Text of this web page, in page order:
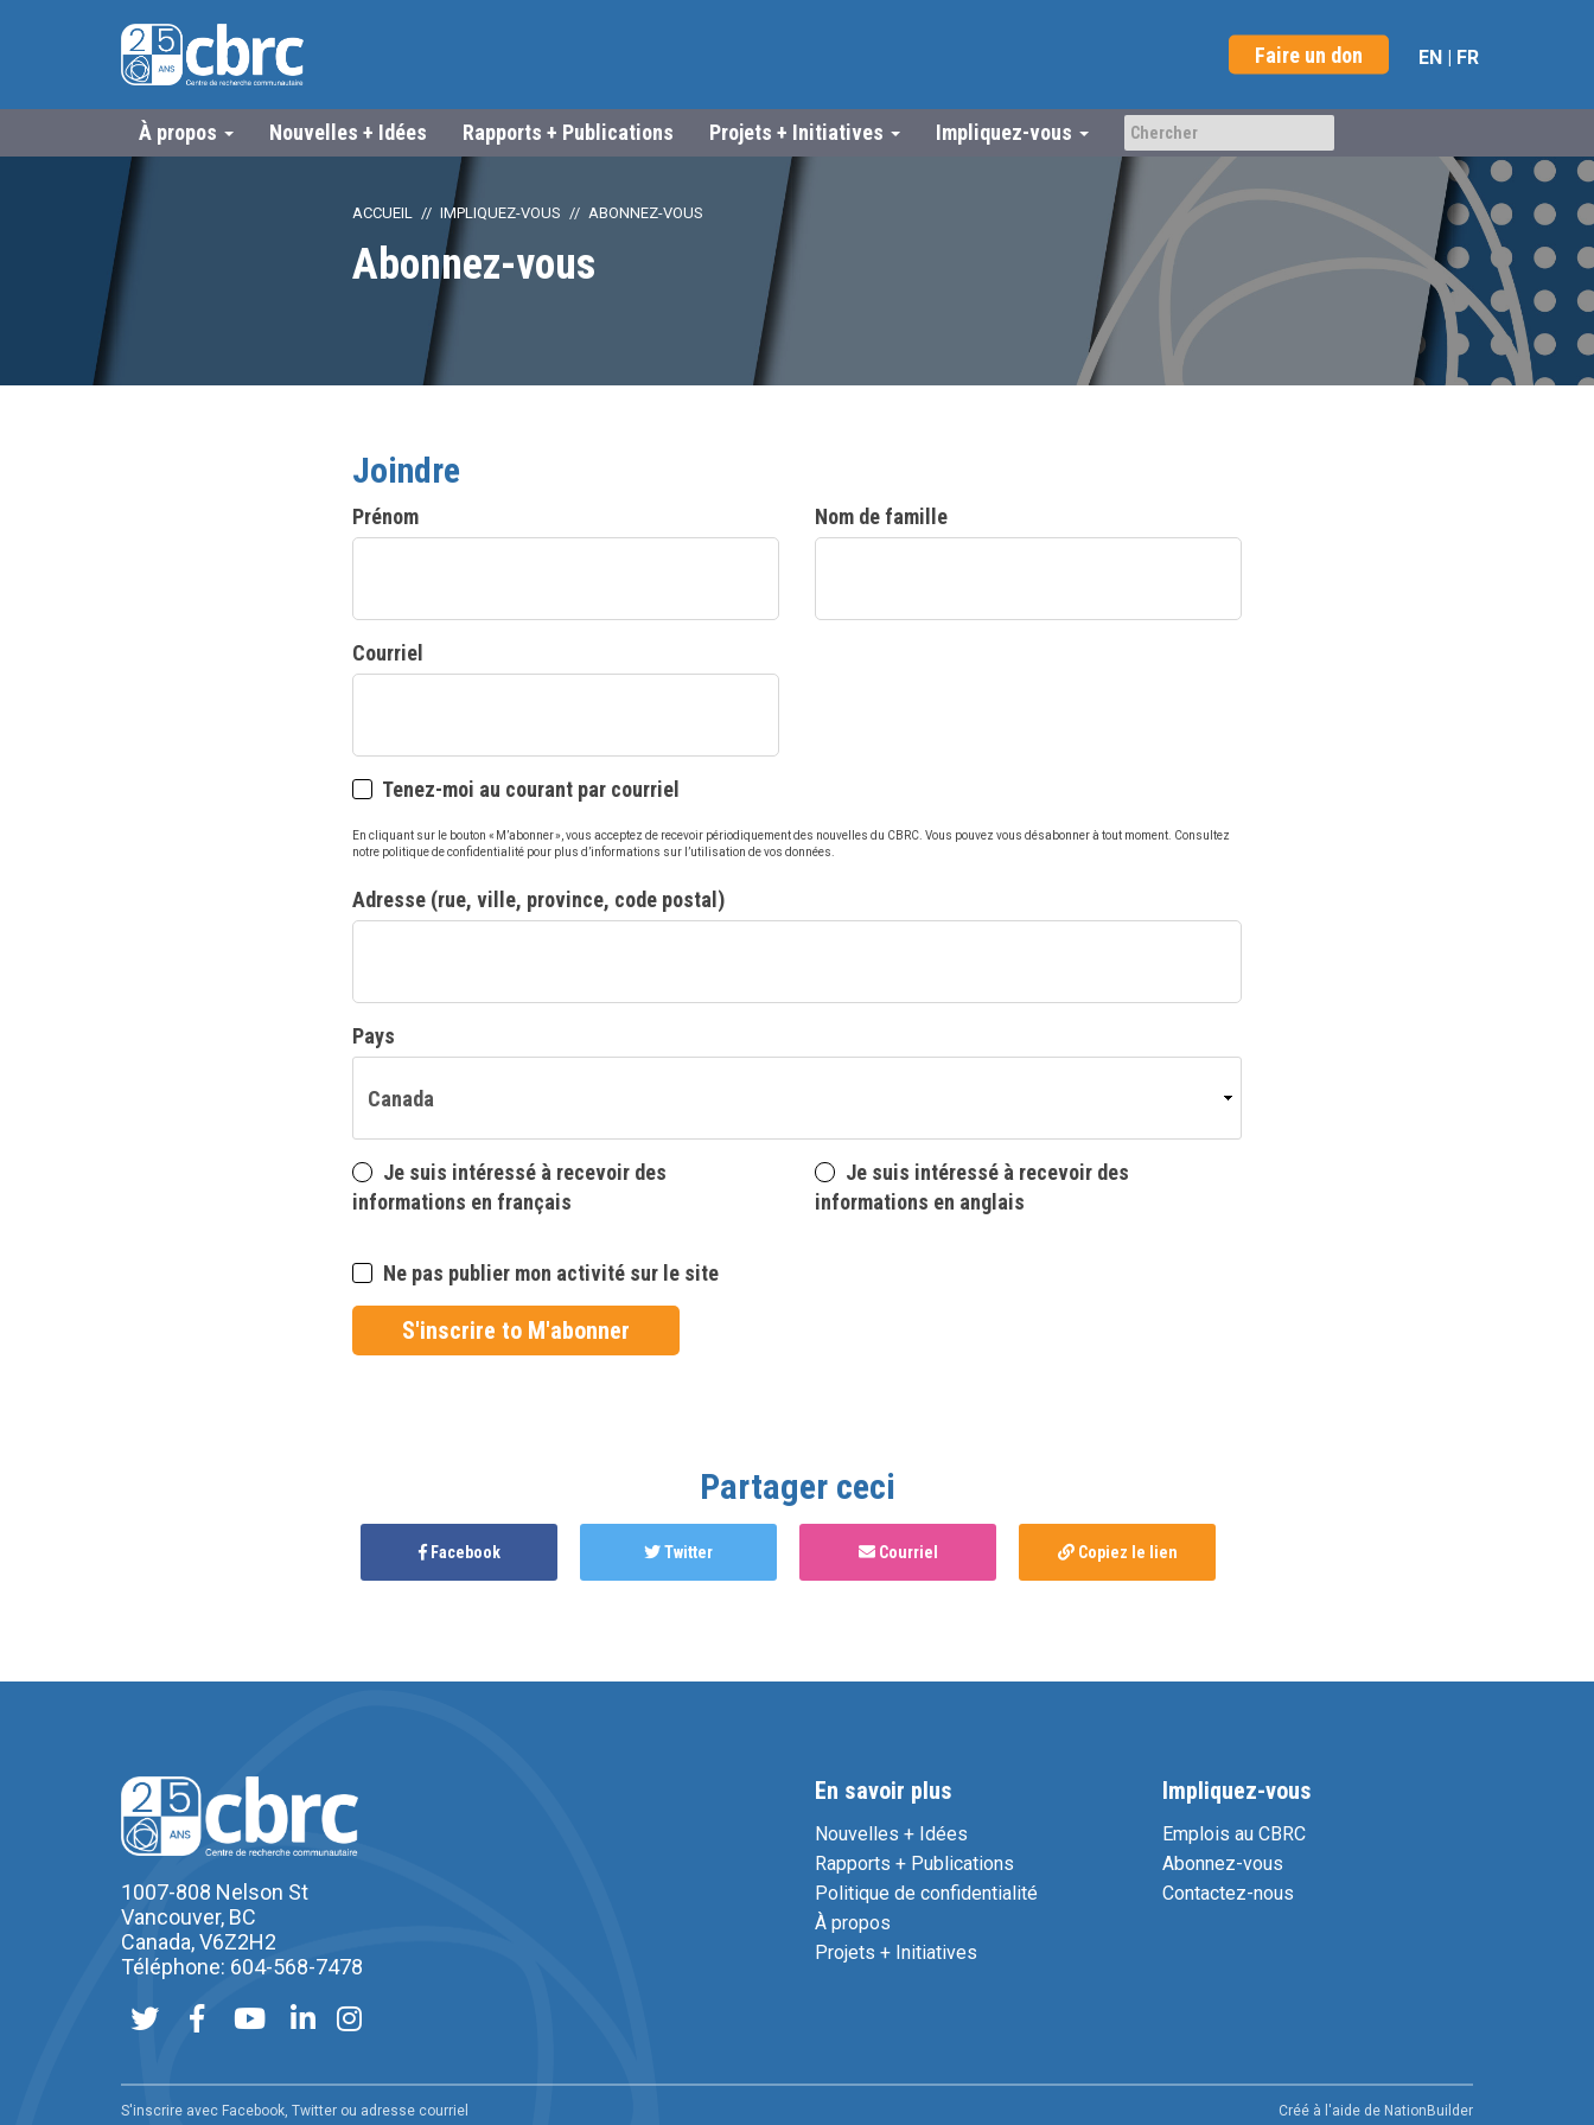
Faire un don EN | FR
À propos Nouvelles + Idées Rapports + Publications Projets + Initiatives Impliquez-vous
ACCUEIL IMPLIQUEZ-VOUS ABONNEZ-VOUS
Abonnez-vous
Joindre
Prénom Nom de famille
Courriel
Tenez-moi au courant par courriel
En cliquant sur le bouton « M’abonner », vous acceptez de recevoir périodiquement des nouvelles du CBRC. Vous pouvez vous désabonner à tout moment. Consultez
notre politique de confidentialité pour plus d’informations sur l’utilisation de vos données.
Adresse (rue, ville, province, code postal)
Pays
Je suis intéressé à recevoir des
informations en français
Je suis intéressé à recevoir des
informations en anglais
Ne pas publier mon activité sur le site
Partager ceci
Facebook Twitter Courriel Copiez le lien
1007-808 Nelson St
Vancouver, BC
Canada, V6Z2H2
Téléphone: 604-568-7478
En savoir plus
Nouvelles + Idées
Rapports + Publications
Politique de confidentialité
À propos
Projets + Initiatives
Impliquez-vous
Emplois au CBRC
Abonnez-vous
Contactez-nous
S'inscrire avec Facebook, Twitter ou adresse courriel Créé à l'aide de NationBuilder